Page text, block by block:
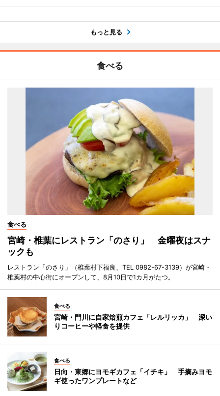
もっと見る
食べる
食べる
宮崎・椎葉にレストラン「のさり」 金曜夜はスナ
ックも
レストラン「のさり」（椎葉村下福良、TEL 0982-67-3139）が宮崎・
椎葉村の中心街にオープンして、8月10日で1カ月がたつ。
食べる
宮崎・門川に自家焙煎カフェ「レルリッカ」 深い
りコーヒーや軽食を提供
食べる
日向・東郷にヨモギカフェ「イチキ」 手摘みヨモ
ギ使ったワンプレートなど